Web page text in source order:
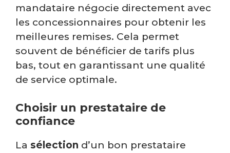
mandataire négocie directement avec
les concessionnaires pour obtenir les
meilleures remises. Cela permet
souvent de bénéficier de tarifs plus
bas, tout en garantissant une qualité
de service optimale.
Choisir un prestataire de
confiance
La sélection d’un bon prestataire